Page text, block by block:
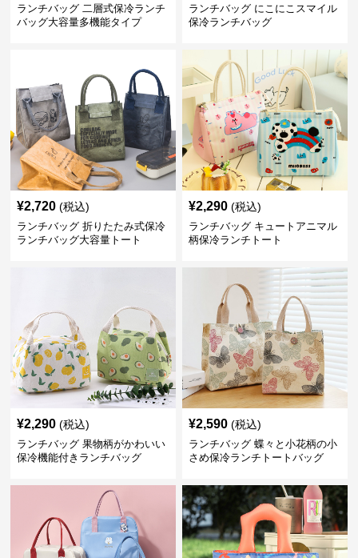
ランチバッグ 二層式保冷ランチ
バッグ大容量多機能タイプ
ランチバッグ にこにこスマイル
保冷ランチバッグ
¥2,720 (税込)
ランチバッグ 折りたたみ式保冷
ランチバッグ大容量トート
¥2,290 (税込)
ランチバッグ キュートアニマル
柄保冷ランチトート
¥2,290 (税込)
ランチバッグ 果物柄がかわいい
保冷機能付きランチバッグ
¥2,590 (税込)
ランチバッグ 蝶々と小花柄の小
さめ保冷ランチトートバッグ